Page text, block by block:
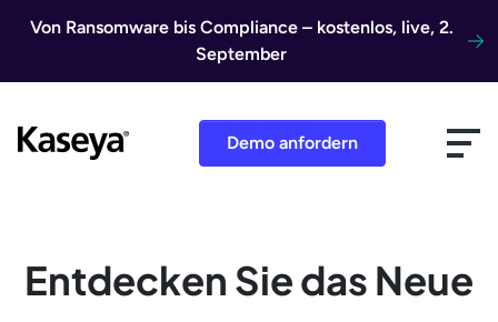
Von Ransomware bis Compliance – kostenlos, live, 2.
September
Demo anfordern
Entdecken Sie das Neue